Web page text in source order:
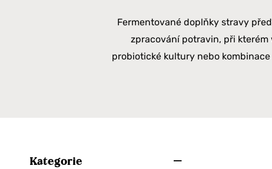
Fermentované doplňky stravy
zpracování potravin, při
probiotické kultury nebo
Kategorie